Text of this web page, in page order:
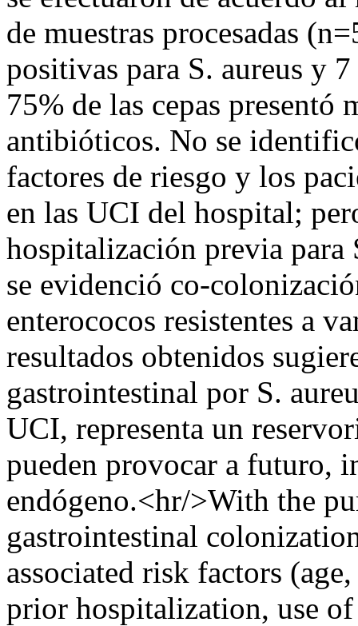
de muestras procesadas
positivas para S. aureus y
75% de las cepas presentó
antibióticos. No se
factores de riesgo y los
en las UCI del hospital;
hospitalización previa
se evidenció co-
enterococos resistentes a
resultados obtenidos
gastrointestinal por S.
UCI, representa un
pueden provocar a futuro,
endógeno.<hr/>With the
gastrointestinal
associated risk factors
prior hospitalization, use